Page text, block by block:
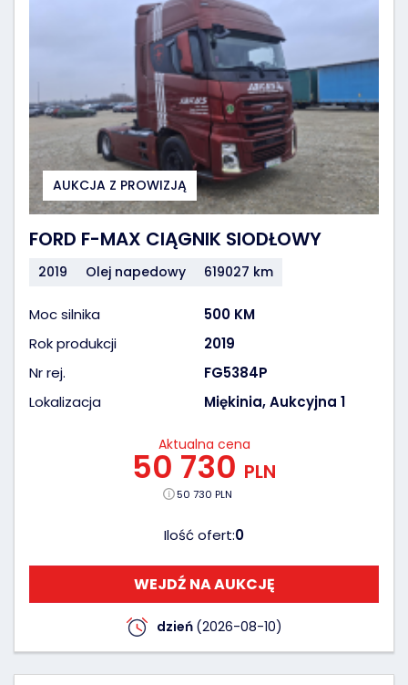
AUKCJA Z PROWIZJĄ
FORD F-MAX CIĄGNIK SIODŁOWY
2019 Olej napedowy 619027 km
Moc silnika
500 KM
Rok produkcji
2019
Nr rej.
FG5384P
Lokalizacja
Miękinia, Aukcyjna 1
Aktualna cena
50 730 PLN
50 730 PLN
Ilość ofert:0
WEJDŹ NA AUKCJĘ
dzień (2026-08-10)